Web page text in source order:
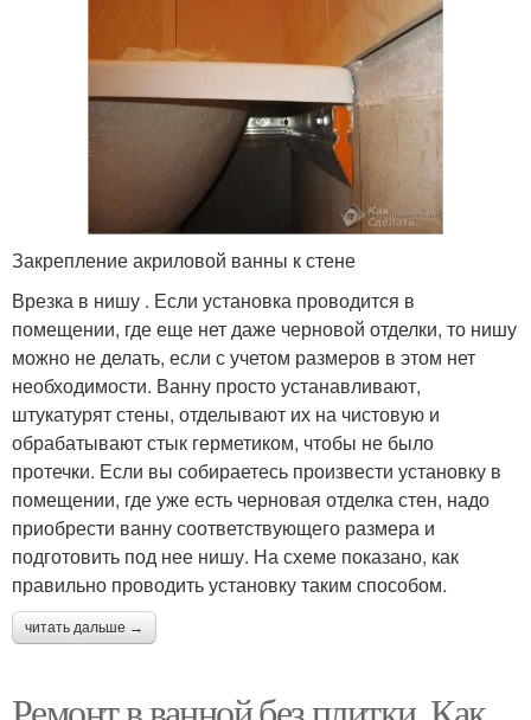
Закрепление акриловой ванны к стене
Врезка в нишу . Если установка проводится в
помещении, где еще нет даже черновой отделки, то нишу
можно не делать, если с учетом размеров в этом нет
необходимости. Ванну просто устанавливают,
штукатурят стены, отделывают их на чистовую и
обрабатывают стык герметиком, чтобы не было
протечки. Если вы собираетесь произвести установку в
помещении, где уже есть черновая отделка стен, надо
приобрести ванну соответствующего размера и
подготовить под нее нишу. На схеме показано, как
правильно проводить установку таким способом.
читать дальше →